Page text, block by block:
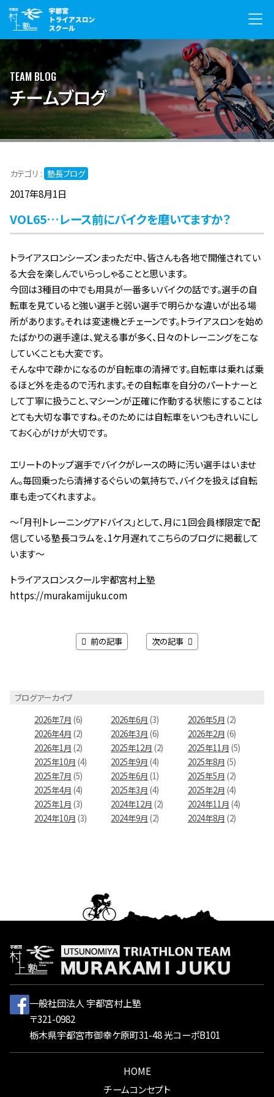
TEAM BLOG
チームブログ
カテゴリ : 塾長ブログ
2017年8月1日
VOL65…レース前にバイクを磨いてますか？
トライアスロンシーズンまっただ中、皆さんも各地で開催されてい
る大会を楽しんでいらっしゃることと思います。
今回は3種目の中でも用具が一番多いバイクの話です。選手の自
転車を見ていると強い選手と弱い選手で明らかな違いが出る場
所があります。それは変速機とチェーンです。トライアスロンを始め
たばかりの選手達は、覚える事が多く、日々のトレーニングをこな
していくことも大変です。
そんな中で疎かになるのが自転車の清掃です。自転車は乗れば乗
るほど外を走るので汚れます。その自転車を自分のパートナーと
して丁寧に扱うこと、マシーンが正確に作動する状態にすることは
とても大切な事ですね。そのためには自転車をいつもきれいにし
ておく心がけが大切です。
エリートのトップ選手でバイクがレースの時に汚い選手はいませ
ん。毎回乗ったら清掃するぐらいの氣持ちで、バイクを扱えば自転
車も走ってくれますよ。
～「月刊トレーニングアドバイス」として、月に１回会員様限定で配
信している塾長コラムを、1ケ月遅れてこちらのブログに掲載して
います～
トライアスロンスクール宇都宮村上塾
https://murakamijuku.com
前の記事 次の記事
ブログアーカイブ
2026年7月 (6) 2026年6月 (3) 2026年5月 (2)
2026年4月 (2) 2026年3月 (6) 2026年2月 (6)
2026年1月 (2) 2025年12月 (2) 2025年11月 (5)
2025年10月 (4) 2025年9月 (4) 2025年8月 (5)
2025年7月 (5) 2025年6月 (1) 2025年5月 (2)
2025年4月 (4) 2025年3月 (4) 2025年2月 (4)
2025年1月 (3) 2024年12月 (2) 2024年11月 (4)
2024年10月 (3) 2024年9月 (2) 2024年8月 (2)
一般社団法人 宇都宮村上塾
〒321-0982
栃木県宇都宮市御幸ケ原町31-48 光コーポB101
HOME
チームコンセプト